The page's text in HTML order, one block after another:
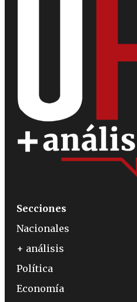
Secciones
Nacionales
+ análisis
Política
Economía